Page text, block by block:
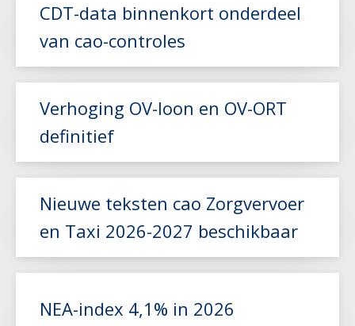
Lees meer
CDT-data binnenkort onderdeel
van cao-controles
Verhoging OV-loon en OV-ORT
definitief
Lees meer
Nieuwe teksten cao Zorgvervoer
en Taxi 2026-2027 beschikbaar
NEA-index 4,1% in 2026